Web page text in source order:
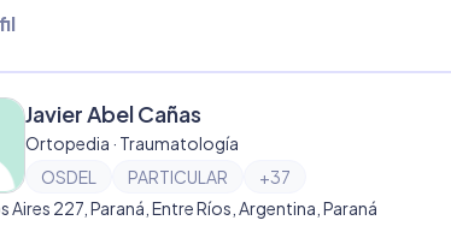
Javier Abel Cañas
Ortopedia · Traumatología
OSDEL
PARTICULAR +37
Aires 227, Paraná, Entre Ríos, Argentina, Paraná